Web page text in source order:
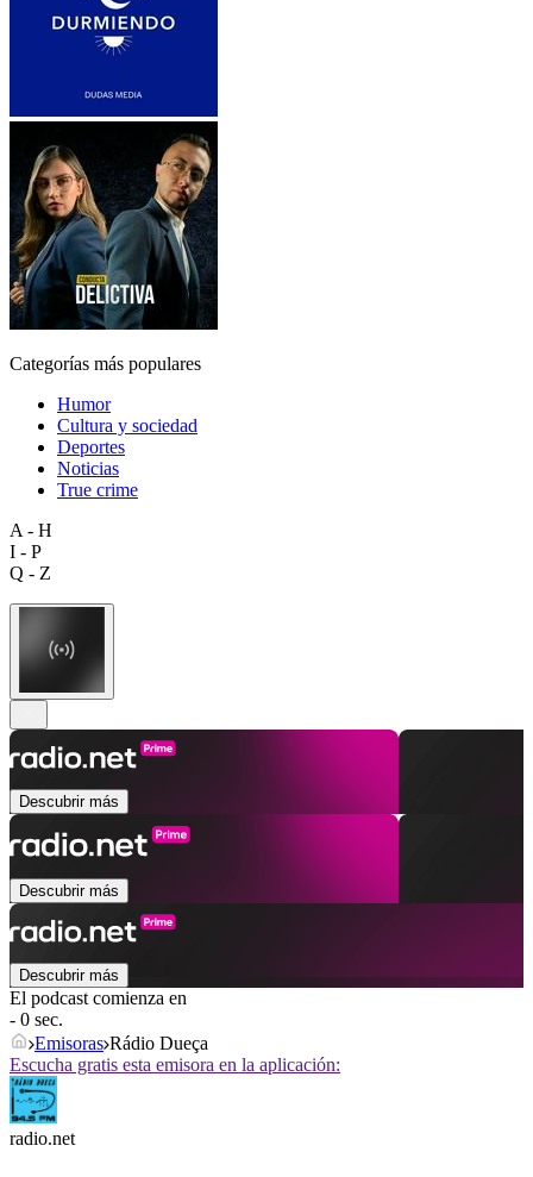
Categorías más populares
Humor
Cultura y sociedad
Deportes
Noticias
True crime
A - H
I - P
Q - Z
Descubrir más
Descubrir más
Descubrir más
El podcast comienza en
- 0 sec.
Emisoras Rádio Dueça
Escucha gratis esta emisora en la aplicación:
radio.net